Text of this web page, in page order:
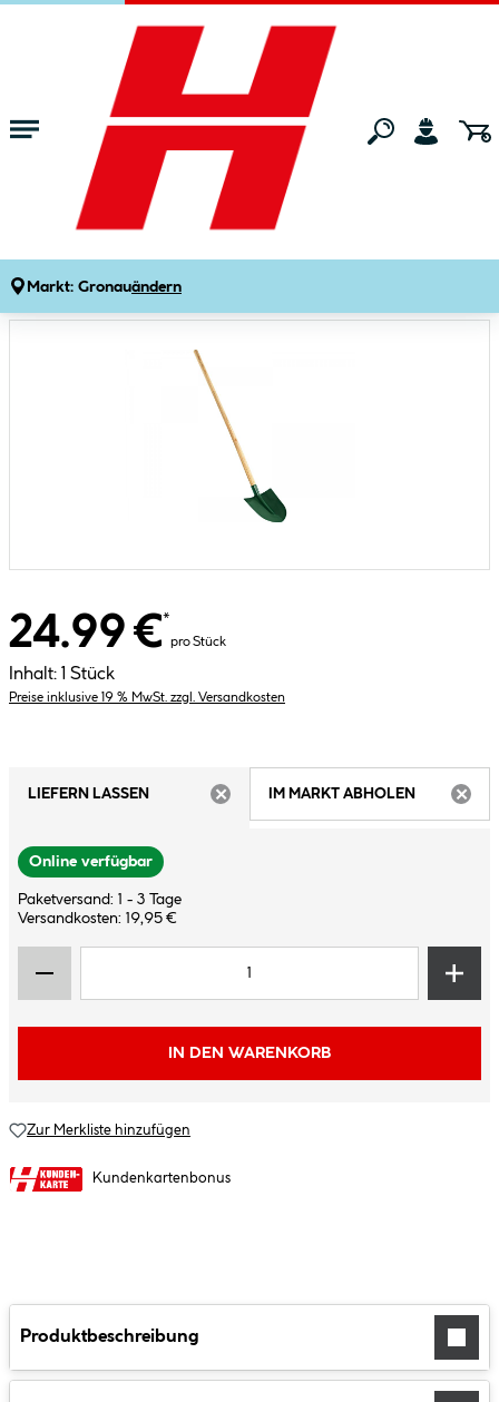
Zum Hauptinhalt springen
Markt: Gronauändern
Gartenmarkt Gartengeräte
Frankfurter Schaufel
24.99 €*
pro Stück
Inhalt: 1 Stück
Preise inklusive 19 % MwSt. zzgl. Versandkosten
LIEFERN LASSEN
IM MARKT ABHOLEN
Online verfügbar
Paketversand: 1 - 3 Tage
Versandkosten: 19,95 €
IN DEN WARENKORB
Zur Merkliste hinzufügen
Kundenkartenbonus
Produktbeschreibung